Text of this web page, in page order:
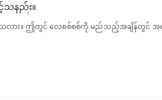
သနည်း။
ါသလား။ ဤတွင် လေစစ်စစ်ကို မည်သည့်အချိန်တွင်